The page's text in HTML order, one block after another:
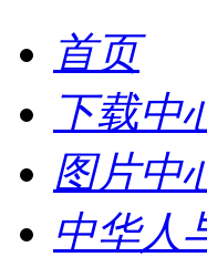
首页
下载中
图片中
中华人